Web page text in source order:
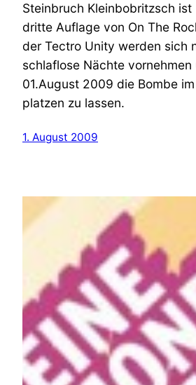
Steinbruch Kleinbobritzsch
dritte Auflage von On The
der Tectro Unity werden sich
schlaflose Nächte vornehmen
01.August 2009 die Bombe
platzen zu lassen.
1. August 2009